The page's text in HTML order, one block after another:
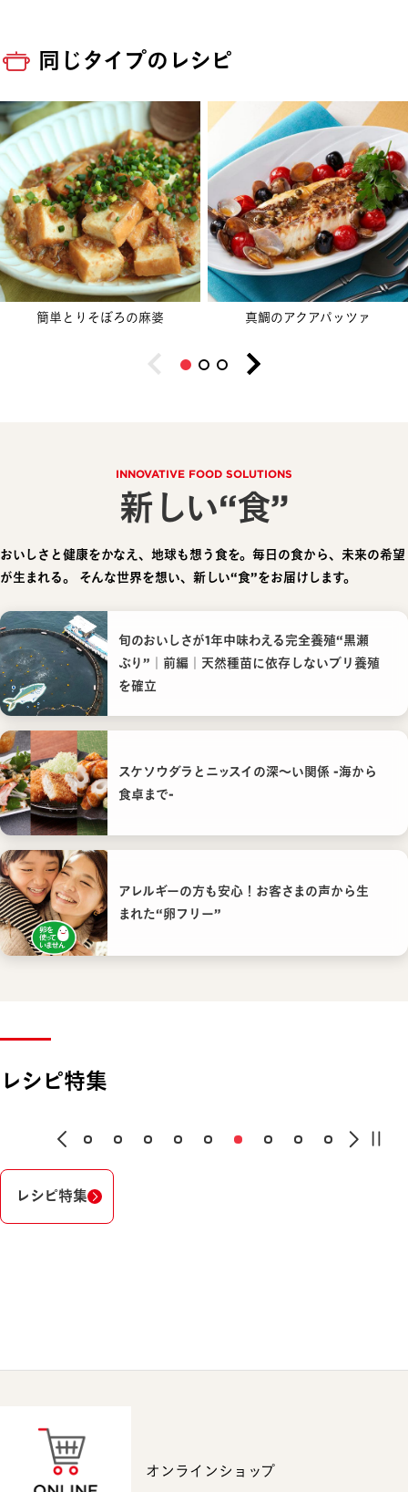
同じタイプのレシピ
簡単とりそぼろの麻婆 真鯛のアクアパッツァ
INNOVATIVE FOOD SOLUTIONS
新しい“食”
おいしさと健康をかなえ、地球も想う食を。毎日の食から、未来の希望
が生まれる。
そんな世界を想い、新しい“食”をお届けします。
旬のおいしさが1年中味わえる完全養殖“黒瀬
ぶり”｜前編｜天然種苗に依存しないブリ養殖
を確立
スケソウダラとニッスイの深〜い関係 -海から
食卓まで-
アレルギーの方も安心！お客さまの声から生
まれた“卵フリー”
レシピ特集
レシピ特集
オンラインショップ